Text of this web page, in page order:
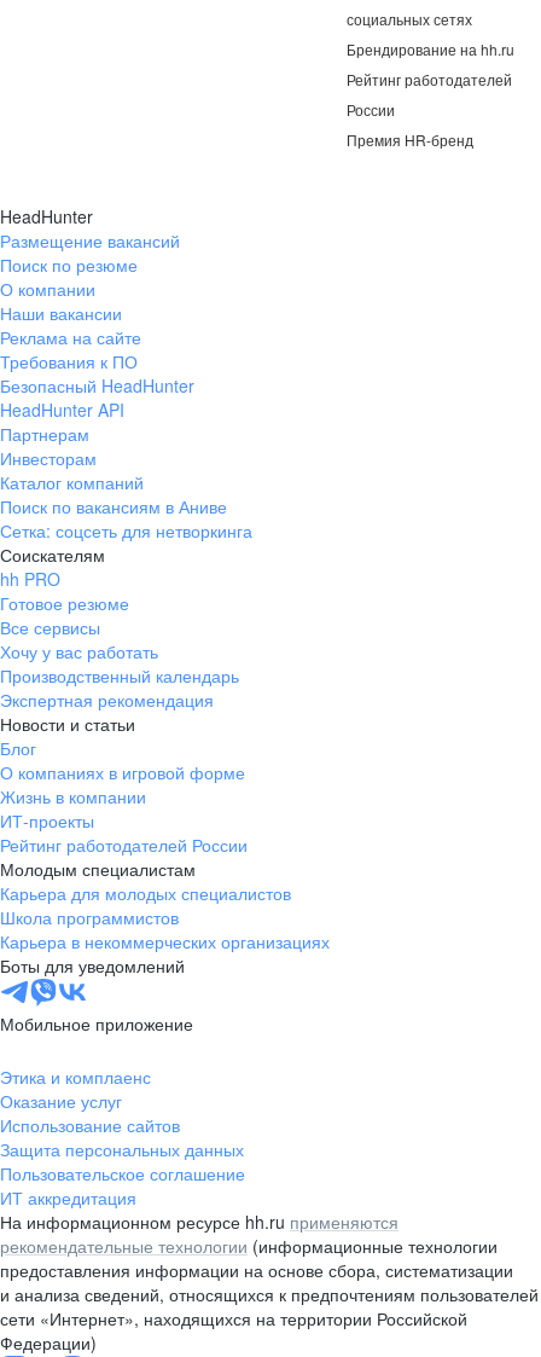
социальных сетях
Брендирование на hh.ru
Рейтинг работодателей
России
Премия HR-бренд
HeadHunter
Размещение вакансий
Поиск по резюме
О компании
Наши вакансии
Реклама на сайте
Требования к ПО
Безопасный HeadHunter
HeadHunter API
Партнерам
Инвесторам
Каталог компаний
Поиск по вакансиям в Аниве
Сетка: соцсеть для нетворкинга
Соискателям
hh PRO
Готовое резюме
Все сервисы
Хочу у вас работать
Производственный календарь
Экспертная рекомендация
Новости и статьи
Блог
О компаниях в игровой форме
Жизнь в компании
ИТ-проекты
Рейтинг работодателей России
Молодым специалистам
Карьера для молодых специалистов
Школа программистов
Карьера в некоммерческих организациях
Боты для уведомлений
Мобильное приложение
Этика и комплаенс
Оказание услуг
Использование сайтов
Защита персональных данных
Пользовательское соглашение
ИТ аккредитация
На информационном ресурсе hh.ru применяются
рекомендательные технологии (информационные технологии
предоставления информации на основе сбора, систематизации
и анализа сведений, относящихся к предпочтениям пользователей
сети «Интернет», находящихся на территории Российской
Федерации)